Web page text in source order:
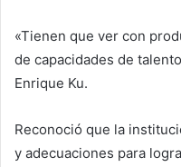
«Tienen que ver con
de capacidades de
Enrique Ku.
Reconoció que la
y adecuaciones para